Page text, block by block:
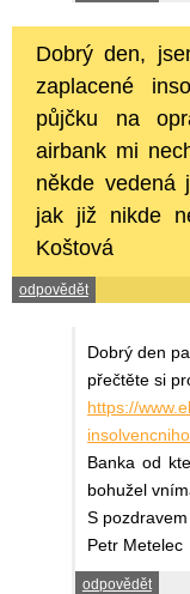
Dobrý den,
zaplacené
půjčku na
airbank mi
někde vedená
jak již nikde
Koštová
odpovědět
Dobrý den
přečtěte si
https://
Banka od
bohužel
S
Petr Metelec
odpovědět